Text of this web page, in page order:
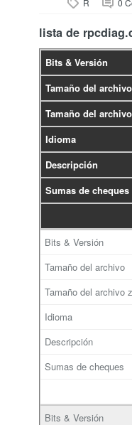
R 0
lista de
Bits & Versión
Tamaño del archivo
Tamaño del
Idioma
Descripción
Sumas de cheques